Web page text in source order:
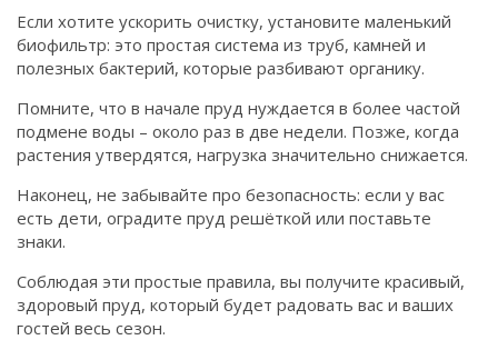
Если хотите ускорить очистку, установите маленький
биофильтр: это простая система из труб, камней и
полезных бактерий, которые разбивают органику.
Помните, что в начале пруд нуждается в более частой
подмене воды – около раз в две недели. Позже, когда
растения утвердятся, нагрузка значительно снижается.
Наконец, не забывайте про безопасность: если у вас
есть дети, оградите пруд решёткой или поставьте
знаки.
Соблюдая эти простые правила, вы получите красивый,
здоровый пруд, который будет радовать вас и ваших
гостей весь сезон.